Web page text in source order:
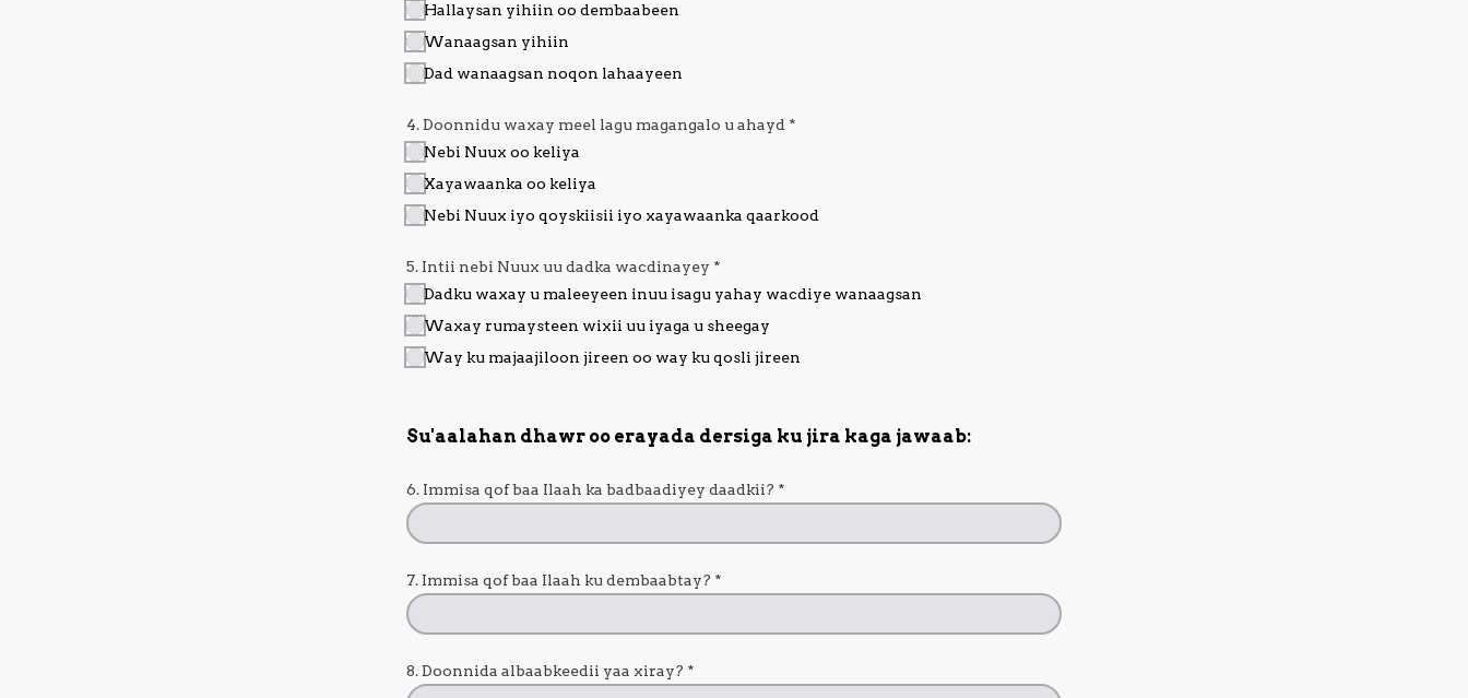
Hallaysan yihiin oo dembaabeen
Wanaagsan yihiin
Dad wanaagsan noqon lahaayeen
4. Doonnidu waxay meel lagu magangalo u ahayd *
Nebi Nuux oo keliya
Xayawaanka oo keliya
Nebi Nuux iyo qoyskiisii iyo xayawaanka qaarkood
5. Intii nebi Nuux uu dadka wacdinayey *
Dadku waxay u maleeyeen inuu isagu yahay wacdiye wanaagsan
Waxay rumaysteen wixii uu iyaga u sheegay
Way ku majaajiloon jireen oo way ku qosli jireen
Su'aalahan dhawr oo erayada dersiga ku jira kaga jawaab:
6. Immisa qof baa Ilaah ka badbaadiyey daadkii? *
7. Immisa qof baa Ilaah ku dembaabtay? *
8. Doonnida albaabkeedii yaa xiray? *